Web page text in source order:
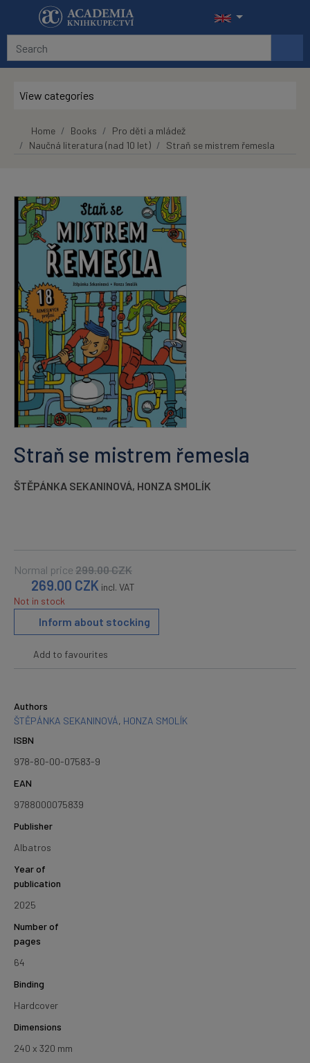
Skip to main content
View categories
Home Books
Pro děti a mládež
Naučná literatura (nad 10 let)
Straň se mistrem řemesla
Straň se mistrem řemesla
ŠTĚPÁNKA SEKANINOVÁ, HONZA SMOLÍK
Normal price 299.00CZK
269.00 CZK incl. VAT
Not in stock
Inform about stocking
Add to favourites
Authors
ŠTĚPÁNKA SEKANINOVÁ, HONZA SMOLÍK
ISBN
978-80-00-07583-9
EAN
9788000075839
Publisher
Albatros
Year of
publication
2025
Number of
pages
64
Binding
Hardcover
Dimensions
240 x 320 mm